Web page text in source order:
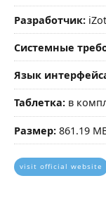
Разработчик:
Системные
Язык
Таблетка: в
Размер: 861.19
visit official website